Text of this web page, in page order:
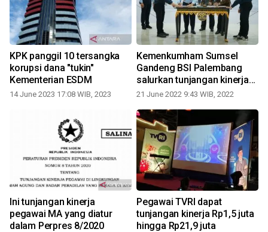
KPK panggil 10 tersangka
korupsi dana "tukin"
Kementerian ESDM
14 June 2023 17:08 WIB, 2023
Kemenkumham Sumsel
Gandeng BSI Palembang
salurkan tunjangan kinerja
pegawai
21 June 2022 9:43 WIB, 2022
Ini tunjangan kinerja
pegawai MA yang diatur
dalam Perpres 8/2020
Pegawai TVRI dapat
tunjangan kinerja Rp1,5 juta
hingga Rp21,9 juta